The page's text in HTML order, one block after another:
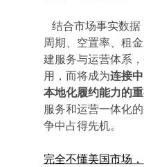
周期、空置率、租
建服务与运营体系
用，而将成为连接
本地化履约能力的
服务和运营一体化
争中占得先机。
完全不懂美国市场，